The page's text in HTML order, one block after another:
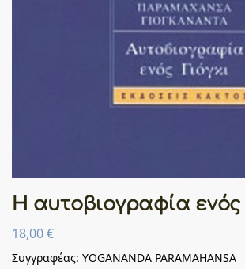
Η αυτοβιογραφία ενός
18,00€
Συγγραφέας: YOGANANDA PARAMAHANSA